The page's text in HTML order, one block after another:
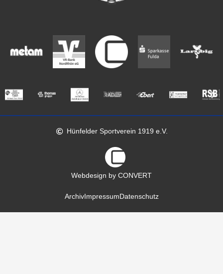
Hünfelder Sportverein 1919 e.V.
Webdesign by CONVERT
ArchivImpressum Datenschutz